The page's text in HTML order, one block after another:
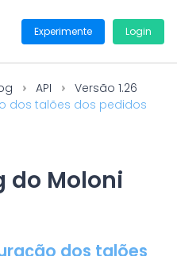
Experimente Login
API
Versão 1.26
dos talões dos pedidos
do Moloni
dos talões